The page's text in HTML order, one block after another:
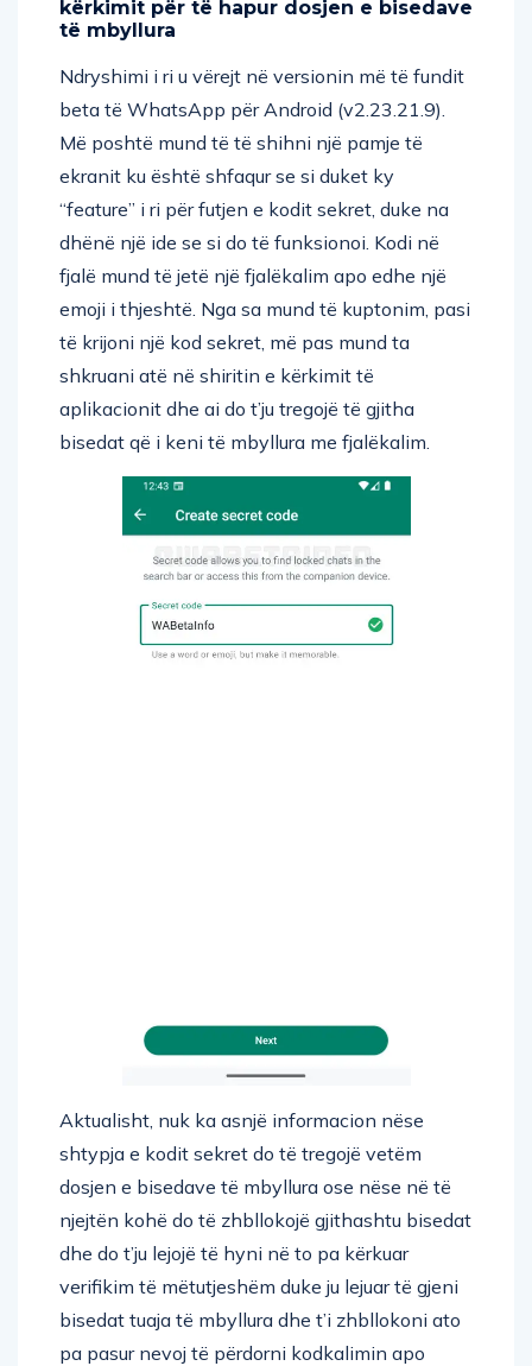
kërkimit për të hapur dosjen e bisedave
të mbyllura
Ndryshimi i ri u vërejt në versionin më të fundit
beta të WhatsApp për Android (v2.23.21.9).
Më poshtë mund të të shihni një pamje të
ekranit ku është shfaqur se si duket ky
“feature” i ri për futjen e kodit sekret, duke na
dhënë një ide se si do të funksionoi. Kodi në
fjalë mund të jetë një fjalëkalim apo edhe një
emoji i thjeshtë. Nga sa mund të kuptonim, pasi
të krijoni një kod sekret, më pas mund ta
shkruani atë në shiritin e kërkimit të
aplikacionit dhe ai do t’ju tregojë të gjitha
bisedat që i keni të mbyllura me fjalëkalim.
Aktualisht, nuk ka asnjë informacion nëse
shtypja e kodit sekret do të tregojë vetëm
dosjen e bisedave të mbyllura ose nëse në të
njejtën kohë do të zhbllokojë gjithashtu bisedat
dhe do t’ju lejojë të hyni në to pa kërkuar
verifikim të mëtutjeshëm duke ju lejuar të gjeni
bisedat tuaja të mbyllura dhe t’i zhbllokoni ato
pa pasur nevoj të përdorni kodkalimin apo